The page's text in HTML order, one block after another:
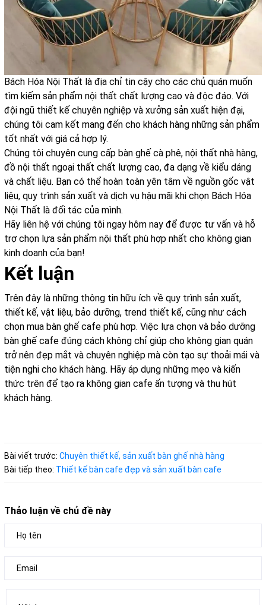
Bách Hóa Nội Thất là địa chỉ tin cậy cho các chủ quán muốn
tìm kiếm sản phẩm nội thất chất lượng cao và độc đáo. Với
đội ngũ thiết kế chuyên nghiệp và xưởng sản xuất hiện đại,
chúng tôi cam kết mang đến cho khách hàng những sản phẩm
tốt nhất với giá cả hợp lý.
Chúng tôi chuyên cung cấp bàn ghế cà phê, nội thất nhà hàng,
đồ nội thất ngoại thất chất lượng cao, đa dạng về kiểu dáng
và chất liệu. Bạn có thể hoàn toàn yên tâm về nguồn gốc vật
liệu, quy trình sản xuất và dịch vụ hậu mãi khi chọn Bách Hóa
Nội Thất là đối tác của mình.
Hãy liên hệ với chúng tôi ngay hôm nay để được tư vấn và hỗ
trợ chọn lựa sản phẩm nội thất phù hợp nhất cho không gian
kinh doanh của bạn!
Kết luận
Trên đây là những thông tin hữu ích về quy trình sản xuất,
thiết kế, vật liệu, bảo dưỡng, trend thiết kế, cũng như cách
chọn mua bàn ghế cafe phù hợp. Việc lựa chọn và bảo dưỡng
bàn ghế cafe đúng cách không chỉ giúp cho không gian quán
trở nên đẹp mắt và chuyên nghiệp mà còn tạo sự thoải mái và
tiện nghi cho khách hàng. Hãy áp dụng những mẹo và kiến
thức trên để tạo ra không gian cafe ấn tượng và thu hút
khách hàng.
Bài viết trước: Chuyên thiết kế, sản xuất bàn ghế nhà hàng
Bài tiếp theo: Thiết kế bàn cafe đẹp và sản xuất bàn cafe
Thảo luận về chủ đề này